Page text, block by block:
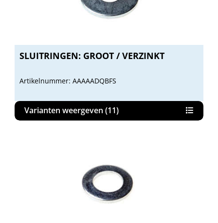
SLUITRINGEN: GROOT / VERZINKT
Artikelnummer: AAAAADQBFS
Varianten weergeven (11)